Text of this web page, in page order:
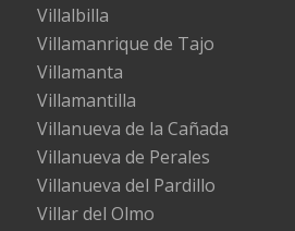
Villalbilla
Villamanrique de Tajo
Villamanta
Villamantilla
Villanueva de la Cañada
Villanueva de Perales
Villanueva del Pardillo
Villar del Olmo